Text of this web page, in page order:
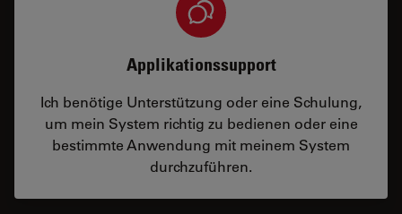
Applikationssupport
Ich benötige Unterstützung oder eine Schulung,
um mein System richtig zu bedienen oder eine
bestimmte Anwendung mit meinem System
durchzuführen.